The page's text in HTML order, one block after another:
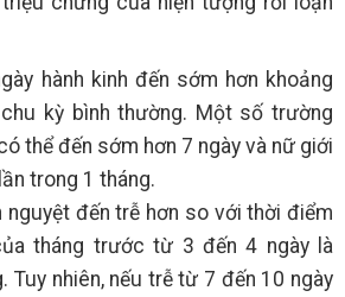
hành kinh đến sớm hơn khoảng
kỳ bình thường. Một số trường
thể đến sớm hơn 7 ngày và nữ giới
trong 1 tháng.
nguyệt đến trễ hơn so với thời điểm
tháng trước từ 3 đến 4 ngày là
Tuy nhiên, nếu trễ từ 7 đến 10 ngày